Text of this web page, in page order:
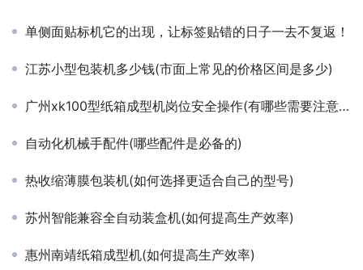
单侧面贴标机它的出现，让标签贴错的日子一去不复返！
江苏小型包装机多少钱(市面上常见的价格区间是多少)
广州xk100型纸箱成型机岗位安全操作(有哪些需要注意的事项)
自动化机械手配件(哪些配件是必备的)
热收缩薄膜包装机(如何选择更适合自己的型号)
苏州智能兼容全自动装盒机(如何提高生产效率)
惠州南靖纸箱成型机(如何提高生产效率)